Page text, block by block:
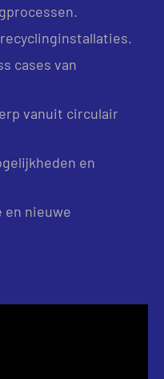
cases van
vanuit circulair
en
en nieuwe